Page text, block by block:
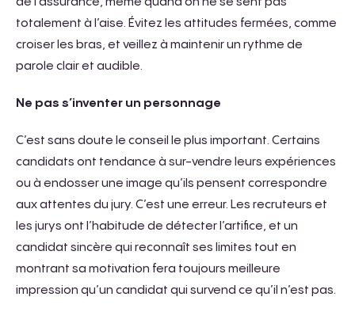
totalement à l’aise. Évitez les attitudes fermées, comme
croiser les bras, et veillez à maintenir un rythme de
parole clair et audible.
Ne pas s’inventer un personnage
C’est sans doute le conseil le plus important. Certains
candidats ont tendance à sur-vendre leurs expériences
ou à endosser une image qu’ils pensent correspondre
aux attentes du jury. C’est une erreur. Les recruteurs et
les jurys ont l’habitude de détecter l’artifice, et un
candidat sincère qui reconnaît ses limites tout en
montrant sa motivation fera toujours meilleure
impression qu’un candidat qui survend ce qu’il n’est pas.